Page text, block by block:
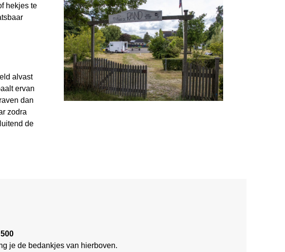
hekjes te
alvast
ervan
dan
zodra
de
je de bedankjes van hierboven.